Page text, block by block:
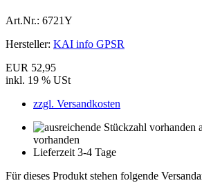
Art.Nr.: 6721Y
Hersteller: KAI info GPSR
EUR 52,95
inkl. 19 % USt
zzgl. Versandkosten
vorhanden
Lieferzeit 3-4 Tage
Für dieses Produkt stehen folgende